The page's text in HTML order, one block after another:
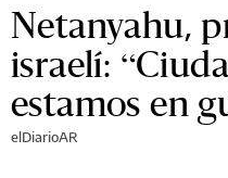
Netanyahu,
israelí:
estamos en
elDiarioAR